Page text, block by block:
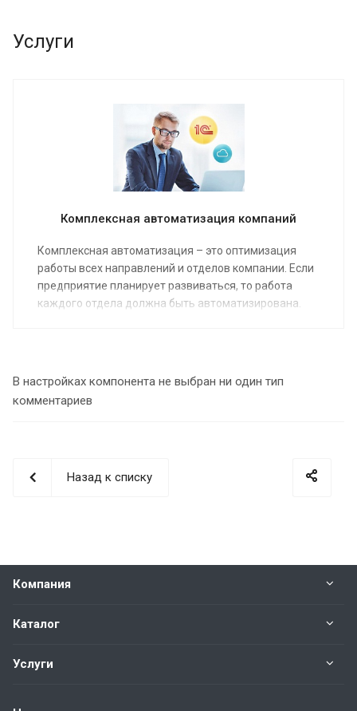
Услуги
Комплексная автоматизация компаний
Комплексная автоматизация – это оптимизация
работы всех направлений и отделов компании. Если
предприятие планирует развиваться, то работа
каждого отдела должна быть автоматизирована.
В настройках компонента не выбран ни один тип
комментариев
Назад к списку
Компания
Каталог
Услуги